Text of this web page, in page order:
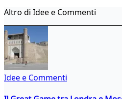
Altro di Idee e Commenti
Idee e Commenti